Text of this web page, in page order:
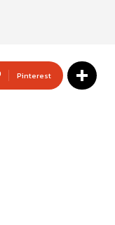
Pinterest